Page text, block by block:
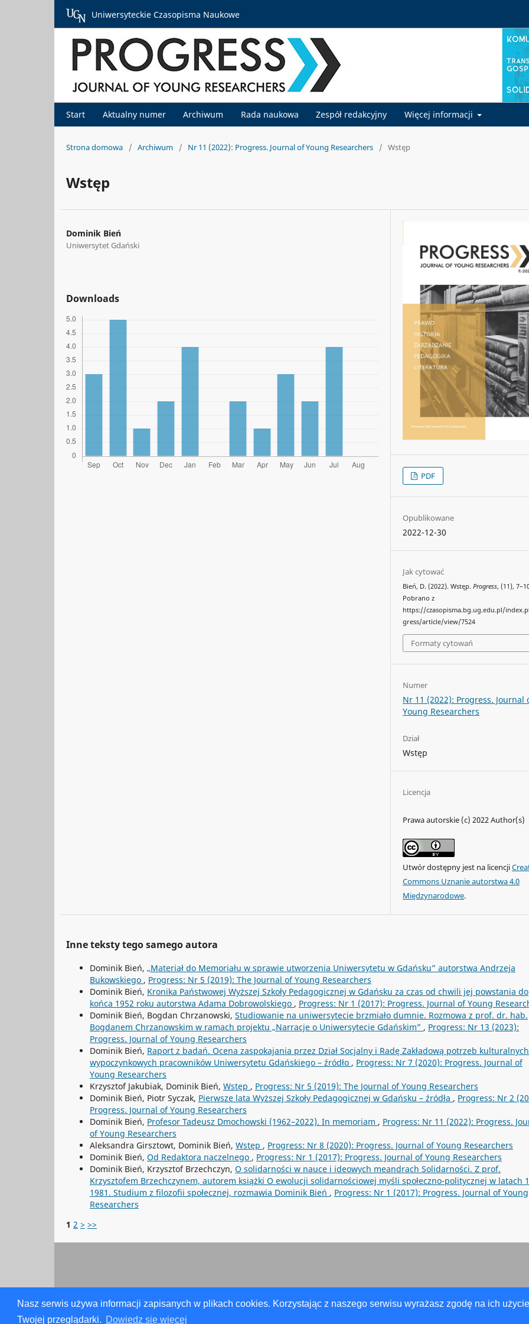
Nasz serwis używa informacji zapisanych w plikach cookies. Korzystając z naszego serwisu wyrażasz zgodę na ich
Twojej przeglądarki. Dowiedz się więcej
Start Aktualny numer Archiwum Rada naukowa Zespół redakcyjny Więcej informacji
Uniwersyteckie Czasopisma Naukowe
Strona domowa / Archiwum / Nr 11 (2022): Progress. Journal of Young Researchers / Wstęp
Wstęp
Dominik Bień
Uniwersytet Gdański
Downloads
PDF
Opublikowane
2022-12-30
Jak cytować
Bień, D. (2022). Wstęp.Progress, (11),
Pobrano z
https://czasopisma.bg.ug.edu.pl/
gress/article/view/7524
Formaty cytowań
Numer
Nr 11 (2022): Progress. Journal
Young Researchers
Dział
Wstęp
Licencja
Prawa autorskie (c) 2022 Author(s)
Utwór dostępny jest na licencji
Commons Uznanie autorstwa 4.0
Międzynarodowe.
Inne teksty tego samego autora
Dominik Bień, „Materiał do Memoriału w sprawie utworzenia Uniwersytetu w Gdańsku” autorstwa Andrzeja
Bukowskiego , Progress: Nr 5 (2019): The Journal of Young Researchers
Dominik Bień, Kronika Państwowej Wyższej Szkoły Pedagogicznej w Gdańsku za czas od chwili jej powstania do
końca 1952 roku autorstwa Adama Dobrowolskiego , Progress: Nr 1 (2017): Progress. Journal of Young
Dominik Bień, Bogdan Chrzanowski, Studiowanie na uniwersytecie brzmiało dumnie. Rozmowa z prof. dr. hab.
Bogdanem Chrzanowskim w ramach projektu „Narracje o Uniwersytecie Gdańskim” , Progress: Nr 13 (2023):
Progress. Journal of Young Researchers
Dominik Bień, Raport z badań. Ocena zaspokajania przez Dział Socjalny i Radę Zakładową potrzeb
wypoczynkowych pracowników Uniwersytetu Gdańskiego – źródło , Progress: Nr 7 (2020): Progress. Journal of
Young Researchers
Krzysztof Jakubiak, Dominik Bień, Wstęp , Progress: Nr 5 (2019): The Journal of Young Researchers
Dominik Bień, Piotr Syczak, Pierwsze lata Wyższej Szkoły Pedagogicznej w Gdańsku – źródła , Progress: Nr 2
Progress. Journal of Young Researchers
Dominik Bień, Profesor Tadeusz Dmochowski (1962–2022). In memoriam , Progress: Nr 11 (2022): Progress.
of Young Researchers
Aleksandra Girsztowt, Dominik Bień, Wstęp , Progress: Nr 8 (2020): Progress. Journal of Young Researchers
Dominik Bień, Od Redaktora naczelnego , Progress: Nr 1 (2017): Progress. Journal of Young Researchers
Dominik Bień, Krzysztof Brzechczyn, O solidarności w nauce i ideowych meandrach Solidarności. Z prof.
Krzysztofem Brzechczynem, autorem książki O ewolucji solidarnościowej myśli społeczno-politycznej w latach
1981. Studium z filozofii społecznej, rozmawia Dominik Bień , Progress: Nr 1 (2017): Progress. Journal of Young
Researchers
1 2 > >>